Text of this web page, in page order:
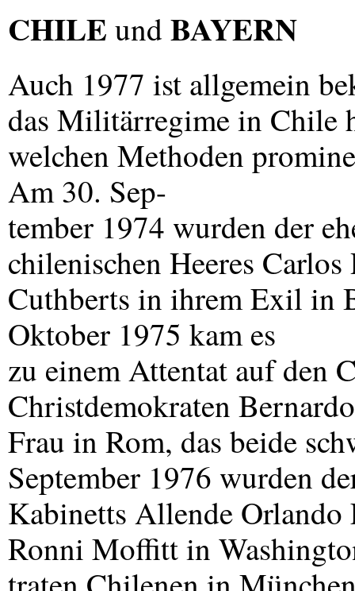
CHILE undBAYERN
Auch 1977 ist allgemein
das Militärregime in Chile
welchen Methoden
Am 30. Sep-
tember 1974 wurden der
chilenischen Heeres
Cuthberts in ihrem Exil in
Oktober 1975 kam es
zu einem Attentat auf den
Christdemokraten
Frau in Rom, das beide
September 1976 wurden
Kabinetts Allende Orlando
Ronni Moffitt in